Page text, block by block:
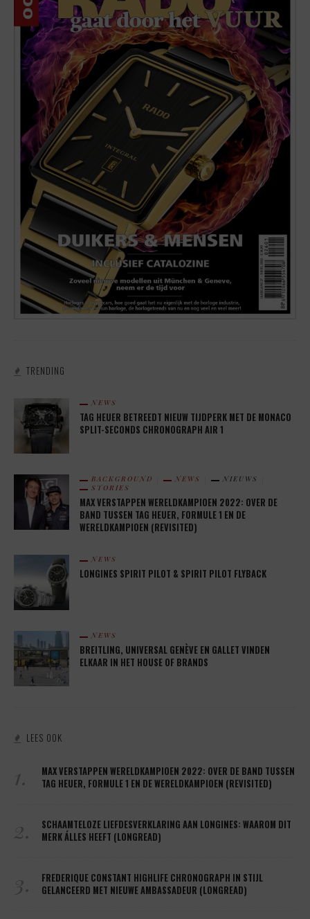
TRENDING
NEWS
TAG HEUER BETREEDT NIEUW TIJDPERK MET DE MONACO
SPLIT-SECONDS CHRONOGRAPH AIR 1
BACKGROUND NEWS
NIEUWS
STORIES
MAX VERSTAPPEN WERELDKAMPIOEN 2022: OVER DE
BAND TUSSEN TAG HEUER, FORMULE 1 EN DE
WERELDKAMPIOEN (REVISITED)
NEWS
LONGINES SPIRIT PILOT & SPIRIT PILOT FLYBACK
NEWS
BREITLING, UNIVERSAL GENÈVE EN GALLET VINDEN
ELKAAR IN HET HOUSE OF BRANDS
LEES OOK
1.
MAX VERSTAPPEN WERELDKAMPIOEN 2022: OVER DE BAND TUSSEN
TAG HEUER, FORMULE 1 EN DE WERELDKAMPIOEN (REVISITED)
2.
SCHAAMTELOZE LIEFDESVERKLARING AAN LONGINES: WAAROM DIT
MERK ÁLLES HEEFT (LONGREAD)
3.
FREDERIQUE CONSTANT HIGHLIFE CHRONOGRAPH IN STIJL
GELANCEERD MET NIEUWE AMBASSADEUR (LONGREAD)